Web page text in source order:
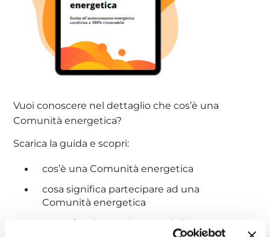
Vuoi conoscere nel dettaglio che cos’è una
Comunità energetica?
Scarica la guida e scopri:
cos’è una Comunità energetica
cosa significa partecipare ad una
Comunità energetica
come funzionano i progetti di